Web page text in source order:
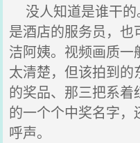
没人知道是谁干的
是酒店的服务员，
洁阿姨。视频画质
太清楚，但该拍到
的奖品、那三把系
的一个个中奖名字
呼声。